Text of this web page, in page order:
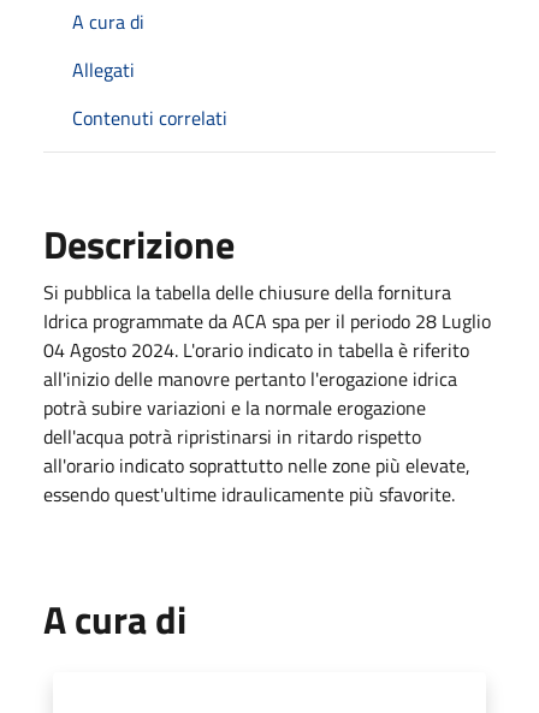
A cura di
Allegati
Contenuti correlati
Descrizione
Si pubblica la tabella delle chiusure della fornitura
Idrica programmate da ACA spa per il periodo 28 Luglio
04 Agosto 2024. L'orario indicato in tabella è riferito
all'inizio delle manovre pertanto l'erogazione idrica
potrà subire variazioni e la normale erogazione
dell'acqua potrà ripristinarsi in ritardo rispetto
all'orario indicato soprattutto nelle zone più elevate,
essendo quest'ultime idraulicamente più sfavorite.
A cura di